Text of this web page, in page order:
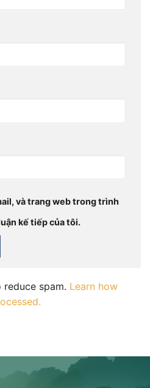
và trang web trong trình
kế tiếp của tôi.
spam. Learn how